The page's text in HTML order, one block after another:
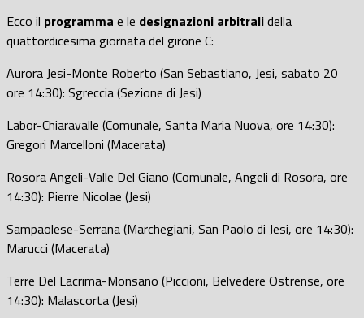
Ecco il programma e le designazioni arbitralidella
quattordicesima giornata del girone C:
Aurora Jesi-Monte Roberto (San Sebastiano, Jesi, sabato 20
ore 14:30): Sgreccia (Sezione di Jesi)
Labor-Chiaravalle (Comunale, Santa Maria Nuova, ore 14:30):
Gregori Marcelloni (Macerata)
Rosora Angeli-Valle Del Giano (Comunale, Angeli di Rosora, ore
14:30): Pierre Nicolae (Jesi)
Sampaolese-Serrana (Marchegiani, San Paolo di Jesi, ore 14:30):
Marucci (Macerata)
Terre Del Lacrima-Monsano (Piccioni, Belvedere Ostrense, ore
14:30): Malascorta (Jesi)